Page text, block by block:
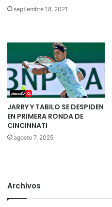
septiembre 18, 2021
JARRY Y TABILO SE DESPIDEN
EN PRIMERA RONDA DE
CINCINNATI
agosto 7, 2025
Archivos